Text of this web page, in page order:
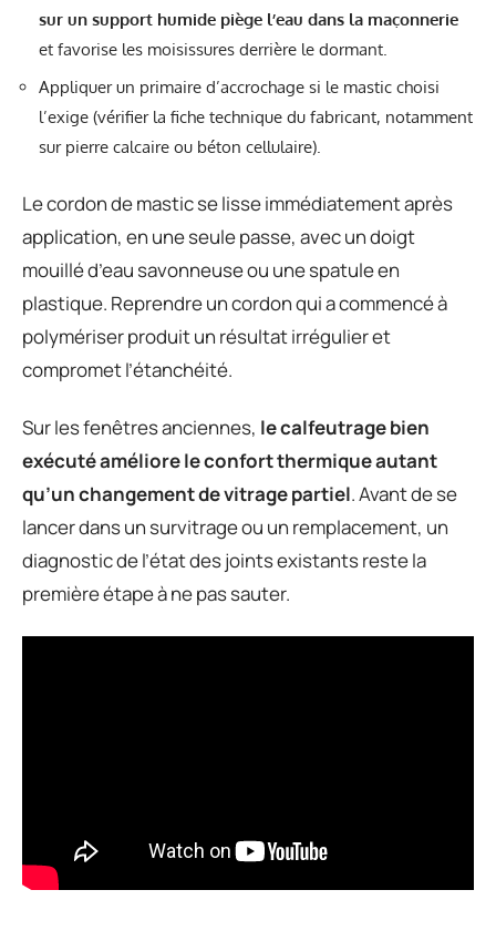
sur un support humide piège l’eau dans la maçonnerie
et favorise les moisissures derrière le dormant.
Appliquer un primaire d’accrochage si le mastic choisi
l’exige (vérifier la fiche technique du fabricant, notamment
sur pierre calcaire ou béton cellulaire).
Le cordon de mastic se lisse immédiatement après
application, en une seule passe, avec un doigt
mouillé d’eau savonneuse ou une spatule en
plastique. Reprendre un cordon qui a commencé à
polymériser produit un résultat irrégulier et
compromet l’étanchéité.
Sur les fenêtres anciennes, le calfeutrage bien
exécuté améliore le confort thermique autant
qu’un changement de vitrage partiel. Avant de se
lancer dans un survitrage ou un remplacement, un
diagnostic de l’état des joints existants reste la
première étape à ne pas sauter.